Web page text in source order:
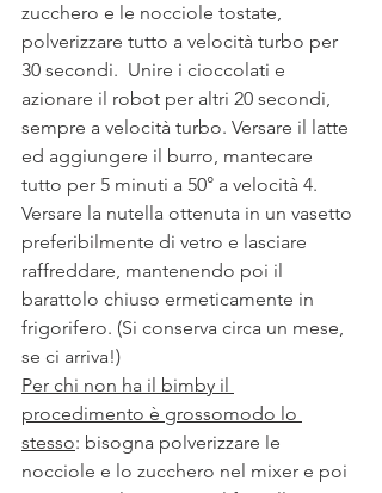
zucchero e le nocciole tostate,
polverizzare tutto a velocità turbo per
30 secondi.  Unire i cioccolati e
azionare il robot per altri 20 secondi,
sempre a velocità turbo. Versare il latte
ed aggiungere il burro, mantecare
tutto per 5 minuti a 50° a velocità 4.
Versare la nutella ottenuta in un vasetto
preferibilmente di vetro e lasciare
raffreddare, mantenendo poi il
barattolo chiuso ermeticamente in
frigorifero. (Si conserva circa un mese,
se ci arriva!)
Per chi non ha il bimby il
procedimento è grossomodo lo
stesso: bisogna polverizzare le
nocciole e lo zucchero nel mixer e poi